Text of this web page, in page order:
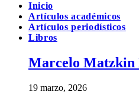
Inicio
Artículos académicos
Artículos periodísticos
Libros
Marcelo Matzkin
19 marzo, 2026